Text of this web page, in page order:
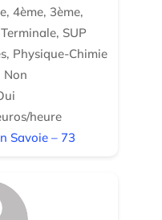
4ème, 3ème,
SUP
Physique-Chimie
Non
heure
Savoie – 73